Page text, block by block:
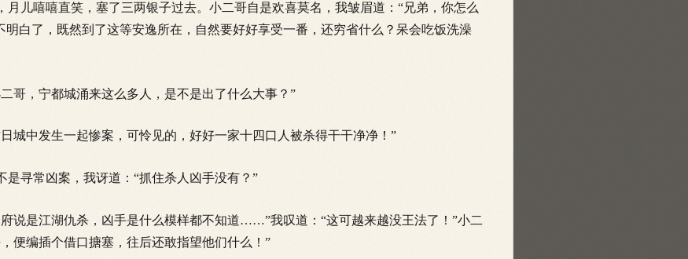
嘻嘻直笑，塞了三两银子过去。小二哥自是欢喜莫名，我皱眉道：“兄弟，你怎么
明白了，既然到了这等安逸所在，自然要好好享受一番，还穷省什么？呆会吃饭洗澡
哥，宁都城涌来这么多人，是不是出了什么大事？”
中发生一起惨案，可怜见的，好好一家十四口人被杀得干干净净！”
寻常凶案，我讶道：“抓住杀人凶手没有？”
是江湖仇杀，凶手是什么模样都不知道……”我叹道：“这可越来越没王法了！”小二
便编插个借口搪塞，往后还敢指望他们什么！”